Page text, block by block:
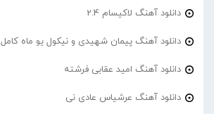
دانلود آهنگ لاکیسام 2.4
دانلود آهنگ پیمان شهیدی و نیکول یو ماه کامل
دانلود آهنگ امید عقابی فرشته
دانلود آهنگ عرشیاس عادی نی